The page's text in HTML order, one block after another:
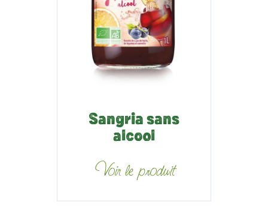
Sangria sans
alcool
Voir le produit